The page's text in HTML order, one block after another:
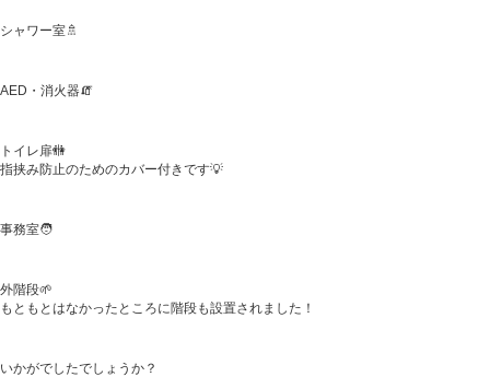
シャワー室🚿
AED・消火器🧯
トイレ扉🚻
指挟み防止のためのカバー付きです💡
事務室🧑
外階段🌱
もともとはなかったところに階段も設置されました！
いかがでしたでしょうか？